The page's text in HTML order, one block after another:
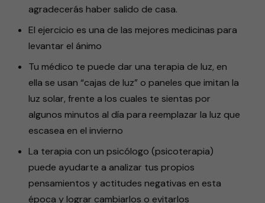
agradecerás haber salido de casa.
El ejercicio es una de las mejores medicinas para
levantar el ánimo
Tu médico te puede dar una terapia de luz, en
ella se usan “cajas de luz” o paneles que imitan la
luz solar, frente a los cuales te sientas por
algunos minutos al día para reemplazar la luz que
escasea en el invierno
La terapia con un psicólogo (psicoterapia)
puede ayudarte a analizar tus propios
pensamientos y actitudes negativas en esta
época y lograr cambiarlos o evitarlos